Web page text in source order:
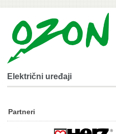
Električni uređaji
Partneri